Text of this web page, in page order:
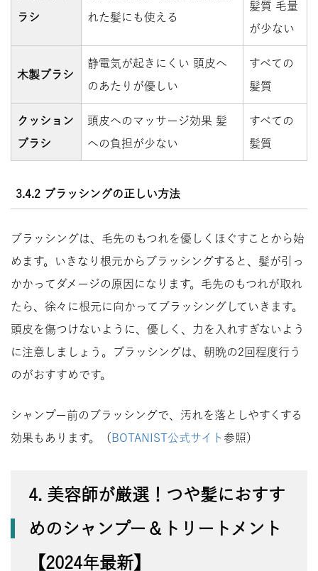
ラシ
れた髪にも使える
髪質 毛量
が少ない
木製ブラシ
静電気が起きにくい 頭皮へ
のあたりが優しい
すべての
髪質
クッション
ブラシ
頭皮へのマッサージ効果 髪
への負担が少ない
すべての
髪質
3.4.2 ブラッシングの正しい方法
ブラッシングは、毛先のもつれを優しくほぐすことから始
めます。いきなり根元からブラッシングすると、髪が引っ
かかってダメージの原因になります。毛先のもつれが取れ
たら、徐々に根元に向かってブラッシングしていきます。
頭皮を傷つけないように、優しく、力を入れすぎないよう
に注意しましょう。ブラッシングは、朝晩の2回程度行う
のがおすすめです。
シャンプー前のブラッシングで、汚れを落としやすくする
効果もあります。（ BOTANIST公式サイト 参照）
4. 美容師が厳選！つや髪におすす
めのシャンプー＆トリートメント
【2024年最新】